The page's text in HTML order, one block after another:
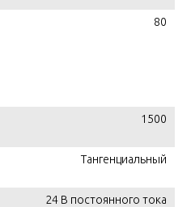
80
1500
Тангенциальный
24 В постоянного тока